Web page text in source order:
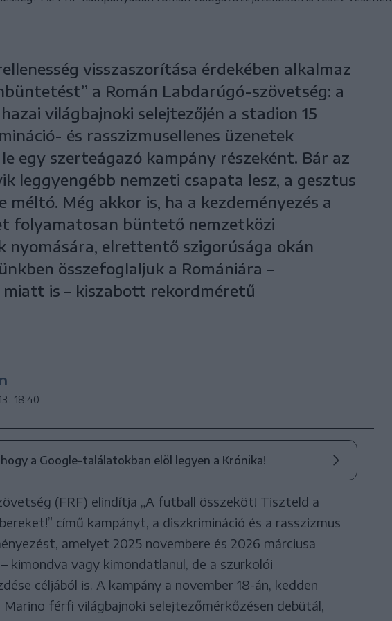
visszaszorítása érdekében alkalmaz
a Román Labdarúgó-szövetség: a
világbajnoki selejtezőjén a stadion 15
és rasszizmusellenes üzenetek
egy szerteágazó kampány részeként. Bár az
leggyengébb nemzeti csapata lesz, a gesztus
méltó. Még akkor is, ha a kezdeményezés a
folyamatosan büntető nemzetközi
nyomására, elrettentő szigorúsága okán
összefoglaljuk a Romániára –
miatt is – kiszabott rekordméretű
18:40
a Google-találatokban elöl legyen a Krónika!
(FRF) elindítja „A futball összeköt! Tiszteld a
című kampányt, a diszkrimináció és a rasszizmus
amelyet 2025 novembere és 2026 márciusa
kimondva vagy kimondatlanul, de a szurkolói
céljából is. A kampány a november 18-án, kedden
Marino férfi világbajnoki selejtezőmérkőzésen debütál,